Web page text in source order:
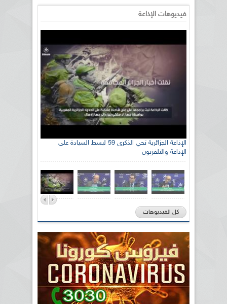
فيديوهات الإذاعة
الإذاعة الجزائرية تحي الذكرى 59 لبسط السيادة على
الإذاعة والتلفزيون
كل الفيديوهات